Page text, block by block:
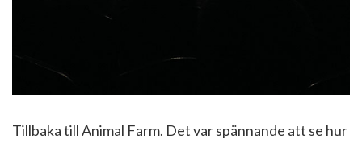
Tillbaka till Animal Farm. Det var spännande att se hur